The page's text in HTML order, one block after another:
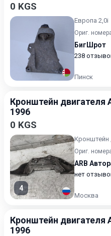
0 KGS
Европа 2,0i
Ориг.
БигШрот
238
Пинск
Кронштейн двигателя
1996
0 KGS
4
Кронштейн
Ориг.
ARB
нет
Москва
Кронштейн двигателя
1996